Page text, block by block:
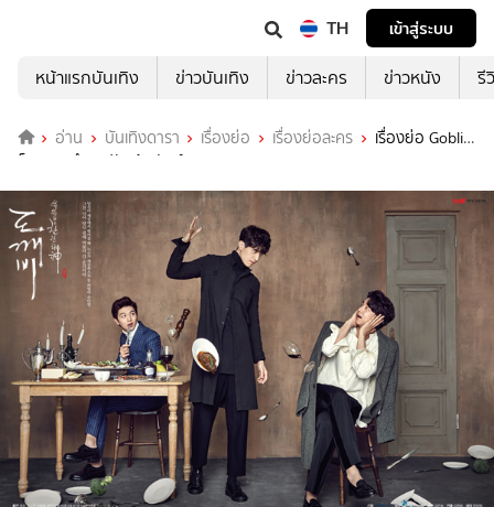
TH
เข้าสู่ระบบ
หน้าแรกบันเทิง
ข่าวบันเทิง ข่าวละคร ข่าวหนัง รี
อ่าน บันเทิงดารา เรื่องย่อ เรื่องย่อละคร
เรื่องย่อ Goblin
ก็อบลิน คำสาปรักผู้พิทักษ์วิญญาณ